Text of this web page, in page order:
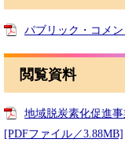
パブリック・コメ
閲覧資料
地域脱炭素化促進
[PDFファイル／3.88MB]